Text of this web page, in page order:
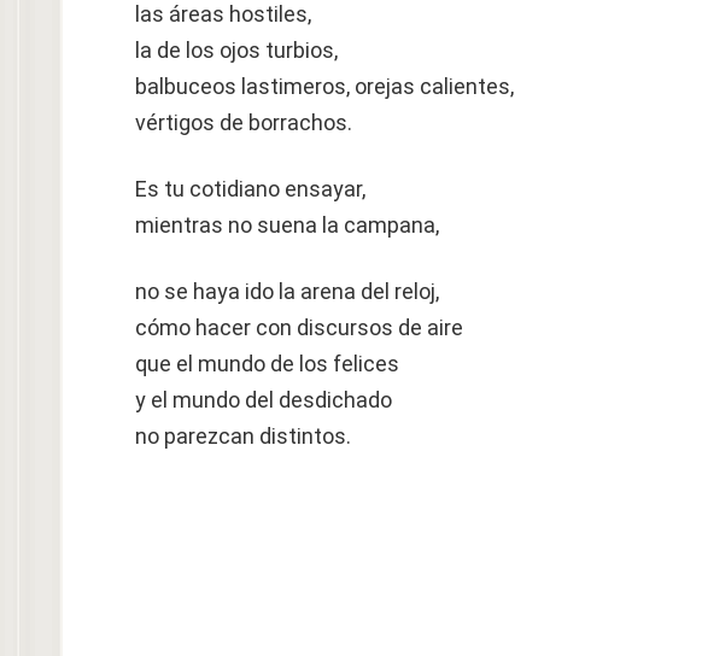
las áreas hostiles,
la de los ojos turbios,
balbuceos lastimeros, orejas calientes,
vértigos de borrachos.
Es tu cotidiano ensayar,
mientras no suena la campana,
no se haya ido la arena del reloj,
cómo hacer con discursos de aire
que el mundo de los felices
y el mundo del desdichado
no parezcan distintos.